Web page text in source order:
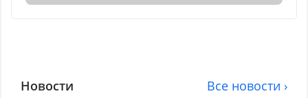
Новости Все новости ›